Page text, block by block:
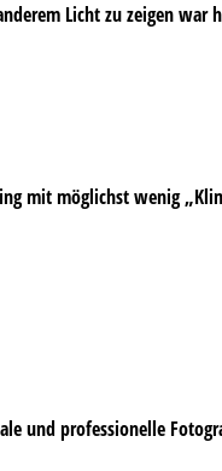
Licht zu zeigen war
mit möglichst wenig
und professionelle